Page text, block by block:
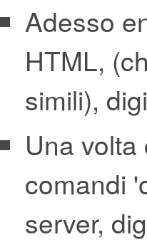
Adesso
HTML,
simili),
Una
comandi
server,